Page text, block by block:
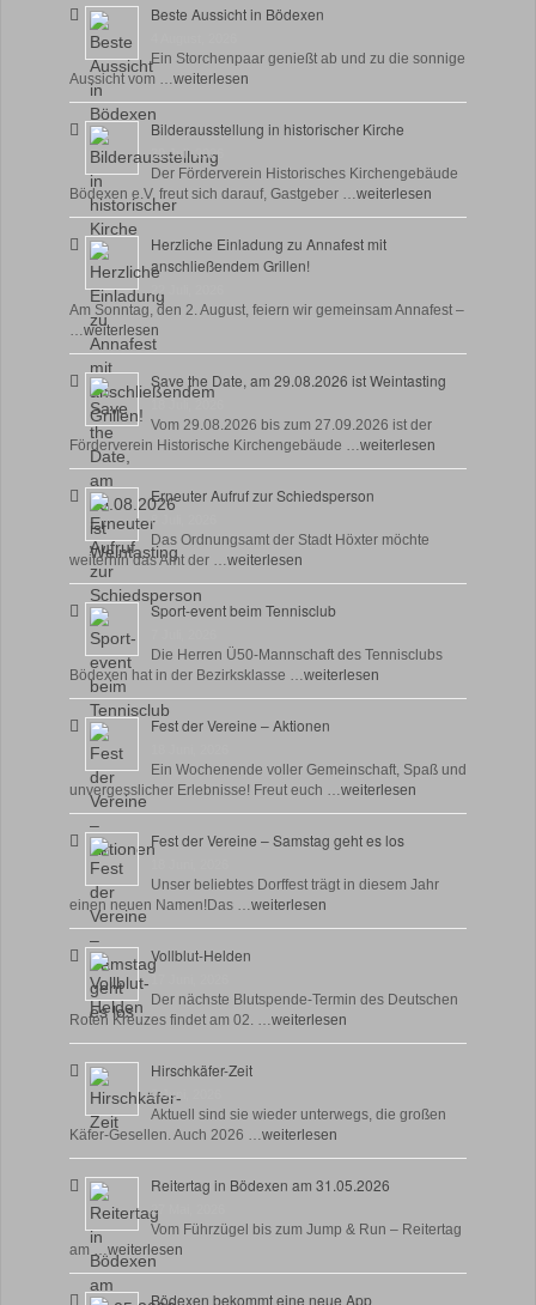
Beste Aussicht in Bödexen
Ein Storchenpaar genießt ab und zu die sonnige
Aussicht vom …weiterlesen
Bilderausstellung in historischer Kirche
30 Juli, 2026
Der Förderverein Historisches Kirchengebäude
Bödexen e.V. freut sich darauf, Gastgeber …weiterlesen
Herzliche Einladung zu Annafest mit
anschließendem Grillen!
Am Sonntag, den 2. August, feiern wir gemeinsam Annafest –
…weiterlesen
Save the Date, am 29.08.2026 ist Weintasting
Vom 29.08.2026 bis zum 27.09.2026 ist der
Förderverein Historische Kirchengebäude …weiterlesen
Erneuter Aufruf zur Schiedsperson
8 Juli, 2026
Das Ordnungsamt der Stadt Höxter möchte
weiterhin das Amt der …weiterlesen
Sport-event beim Tennisclub
Die Herren Ü50-Mannschaft des Tennisclubs
Bödexen hat in der Bezirksklasse …weiterlesen
Fest der Vereine – Aktionen
Ein Wochenende voller Gemeinschaft, Spaß und
unvergesslicher Erlebnisse! Freut euch …weiterlesen
Fest der Vereine – Samstag geht es los
Unser beliebtes Dorffest trägt in diesem Jahr
einen neuen Namen!Das …weiterlesen
Vollblut-Helden
Der nächste Blutspende-Termin des Deutschen
Roten Kreuzes findet am 02. …weiterlesen
Hirschkäfer-Zeit
9 Juni, 2026
Aktuell sind sie wieder unterwegs, die großen
Käfer-Gesellen. Auch 2026 …weiterlesen
Reitertag in Bödexen am 31.05.2026
27 Mai, 2026
Vom Führzügel bis zum Jump & Run – Reitertag
am …weiterlesen
Bödexen bekommt eine neue App